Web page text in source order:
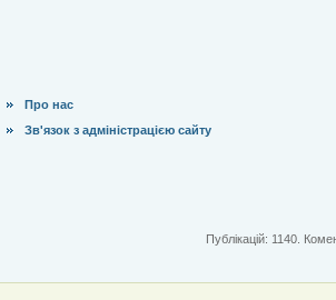
Про нас
Зв'язок з адміністрацією сайту
Публікацій: 1140.